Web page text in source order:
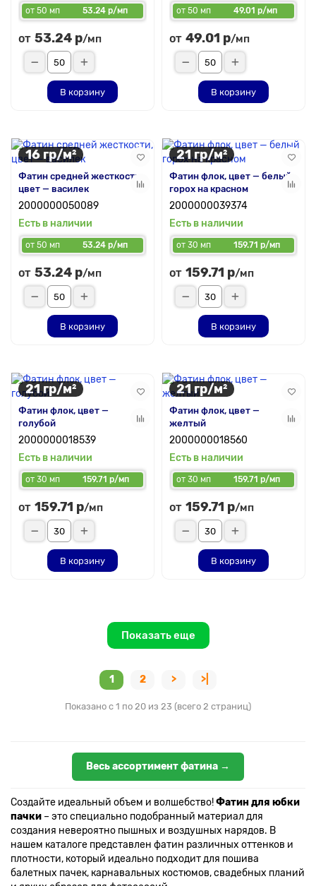
от 50 мп 53.24 р/мп
от 53.24 р/мп
В корзину
от 50 мп 49.01 р/мп
от 49.01 р/мп
В корзину
16 гр/м²
Фатин средней жесткости,
цвет — василек
2000000050089
Есть в наличии
от 50 мп 53.24 р/мп
от 53.24 р/мп
В корзину
21 гр/м²
Фатин флок, цвет — белый
горох на красном
2000000039374
Есть в наличии
от 30 мп 159.71 р/мп
от 159.71 р/мп
В корзину
21 гр/м²
Фатин флок, цвет —
голубой
2000000018539
Есть в наличии
от 30 мп 159.71 р/мп
от 159.71 р/мп
В корзину
21 гр/м²
Фатин флок, цвет —
желтый
2000000018560
Есть в наличии
от 30 мп 159.71 р/мп
от 159.71 р/мп
В корзину
Показать еще
1 2 > >|
Показано с 1 по 20 из 23 (всего 2 страниц)
Весь ассортимент фатина →
Создайте идеальный объем и волшебство!Фатин для юбки
пачки – это специально подобранный материал для
создания невероятно пышных и воздушных нарядов. В
нашем каталоге представлен фатин различных оттенков и
плотности, который идеально подходит для пошива
балетных пачек, карнавальных костюмов, свадебных планий